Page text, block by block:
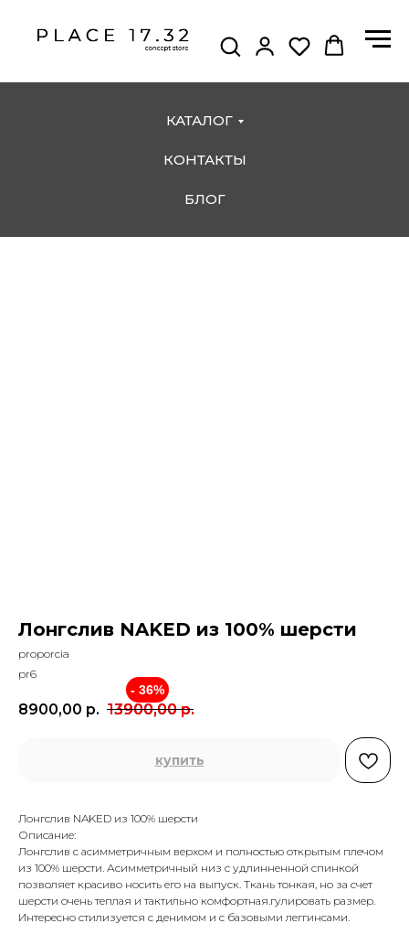
КАТАЛОГ
КОНТАКТЫ
БЛОГ
Лонгслив NAKED из 100% шерсти
proporcia
pr6
8900,00 р.
- 36%
13900,00 р.
купить
Лонгслив NAKED из 100% шерсти
Описание:
Лонгслив с асимметричным верхом и полностью открытым плечом
из 100% шерсти. Асимметричный низ с удлинненной спинкой
позволяет красиво носить его на выпуск. Ткань тонкая, но за счет
шерсти очень теплая и тактильно комфортная.гулировать размер.
Интересно стилизуется с денимом и с базовыми леггинсами.